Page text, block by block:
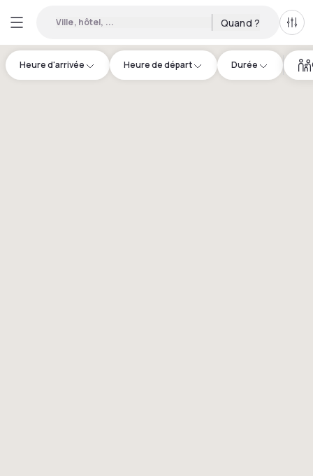
Ville, hôtel, ... Quand ?
Heure d'arrivée Heure de départ Durée